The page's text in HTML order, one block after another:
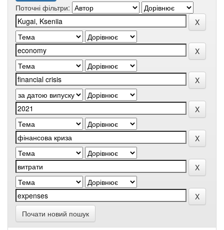
Поточні фільтри:
Почати новий пошук